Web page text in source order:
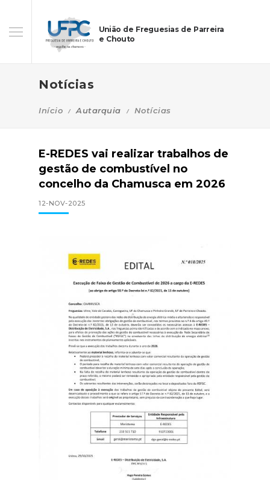
União de Freguesias de Parreira
e Chouto
Notícias
Início Autarquia Notícias
E-REDES vai realizar trabalhos de
gestão de combustível no
concelho da Chamusca em 2026
12-NOV-2025